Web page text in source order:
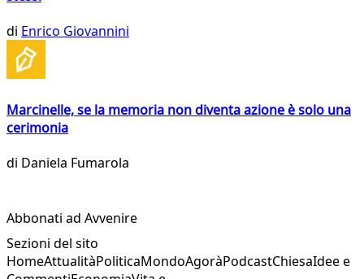
di Enrico Giovannini
Marcinelle, se la memoria non diventa azione è solo una
cerimonia
di Daniela Fumarola
Abbonati ad Avvenire
Sezioni del sito
HomeAttualitàPoliticaMondoAgoràPodcastChiesaIdee e